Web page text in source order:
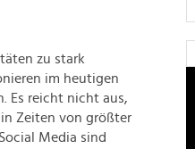
zu stark
im heutigen
Es reicht nicht aus,
Zeiten von größter
Media sind